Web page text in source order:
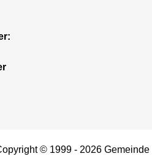
© 1999 - 2026 Gemeinde